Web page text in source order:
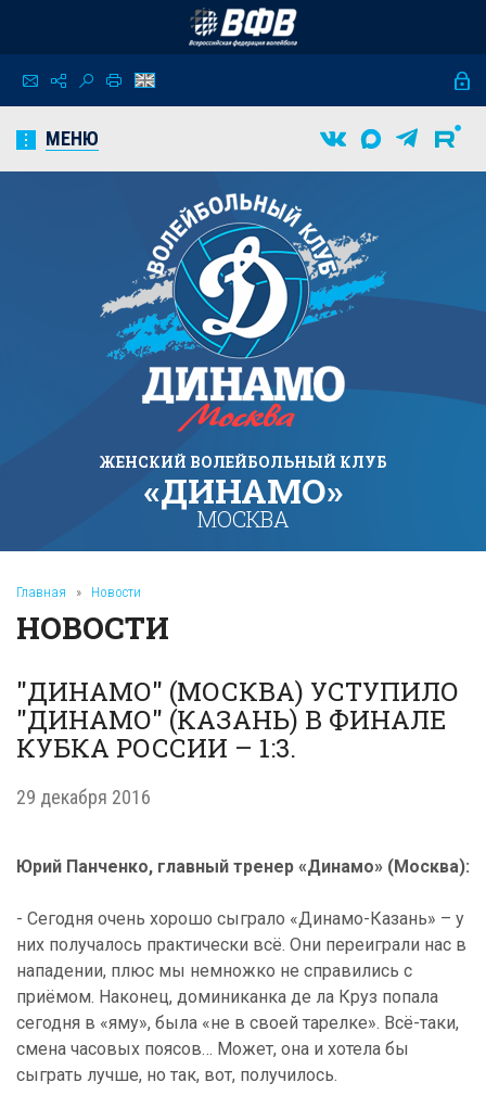
МЕНЮ
ЖЕНСКИЙ ВОЛЕЙБОЛЬНЫЙ КЛУБ
«ДИНАМО»
МОСКВА
Главная » Новости
НОВОСТИ
"ДИНАМО" (МОСКВА) УСТУПИЛО
"ДИНАМО" (КАЗАНЬ) В ФИНАЛЕ
КУБКА РОССИИ – 1:3.
29 декабря 2016
Юрий Панченко, главный тренер «Динамо» (Москва):
- Сегодня очень хорошо сыграло «Динамо-Казань» – у
них получалось практически всё. Они переиграли нас в
нападении, плюс мы немножко не справились с
приёмом. Наконец, доминиканка де ла Круз попала
сегодня в «яму», была «не в своей тарелке». Всё-таки,
смена часовых поясов… Может, она и хотела бы
сыграть лучше, но так, вот, получилось.